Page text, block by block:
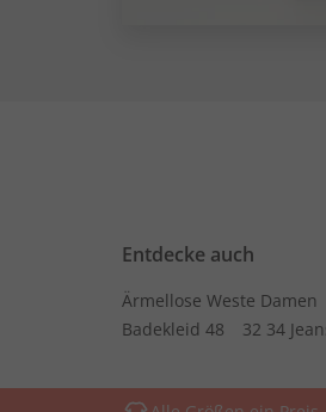
Entdecke auch
Ärmellose Weste Damen
Badekleid 48
32 34